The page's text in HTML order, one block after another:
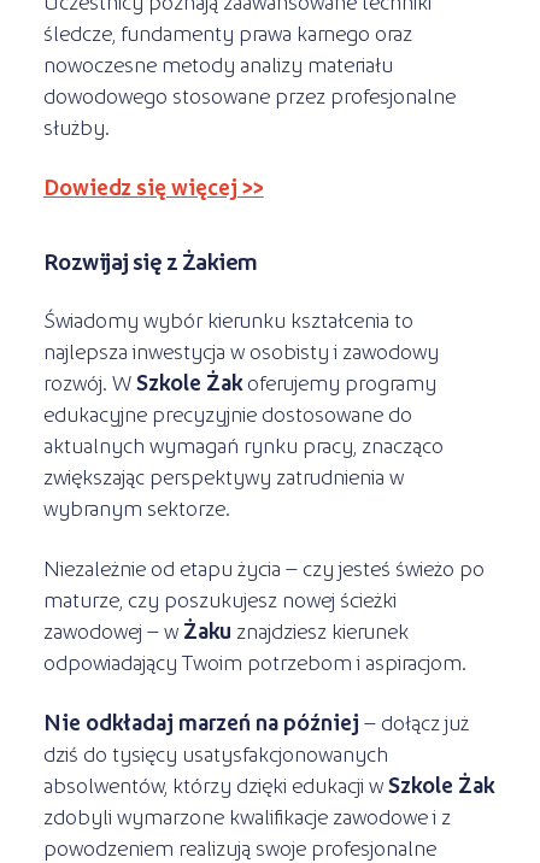
śledcze, fundamenty prawa karnego oraz
nowoczesne metody analizy materiału
dowodowego stosowane przez profesjonalne
służby.
Dowiedz się więcej >>
Rozwijaj się z Żakiem
Świadomy wybór kierunku kształcenia to
najlepsza inwestycja w osobisty i zawodowy
rozwój. WSzkole Żakoferujemy programy
edukacyjne precyzyjnie dostosowane do
aktualnych wymagań rynku pracy, znacząco
zwiększając perspektywy zatrudnienia w
wybranym sektorze.
Niezależnie od etapu życia – czy jesteś świeżo po
maturze, czy poszukujesz nowej ścieżki
zawodowej – w Żaku znajdziesz kierunek
odpowiadający Twoim potrzebom i aspiracjom.
Nie odkładaj marzeń na później – dołącz już
dziś do tysięcy usatysfakcjonowanych
absolwentów, którzy dzięki edukacji wSzkole Żak
zdobyli wymarzone kwalifikacje zawodowe i z
powodzeniem realizują swoje profesjonalne